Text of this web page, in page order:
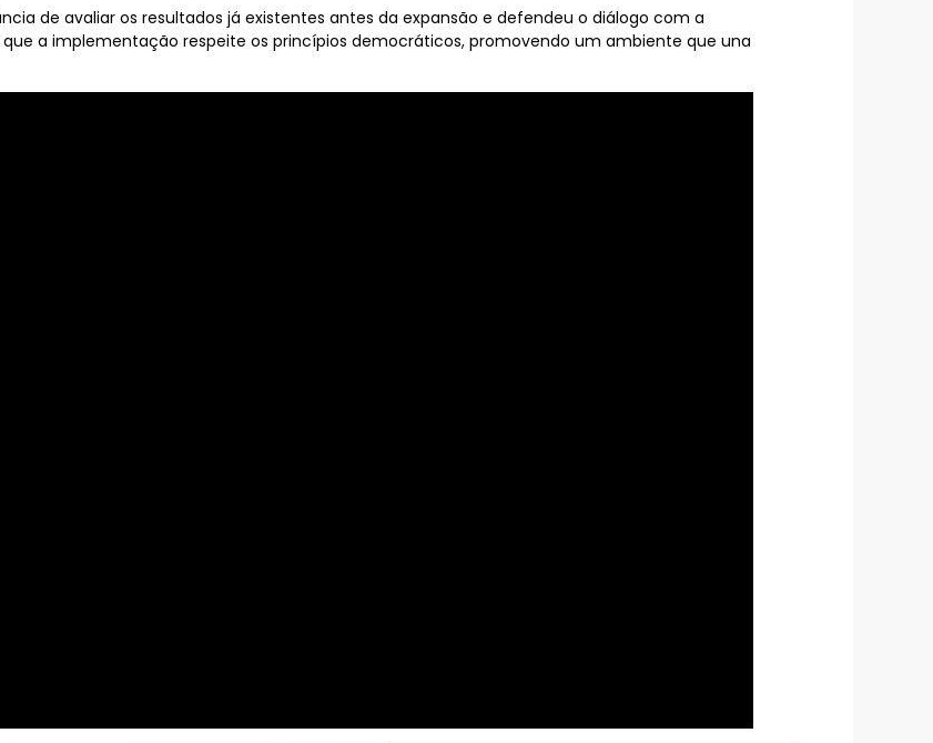
de avaliar os resultados já existentes antes da expansão e defendeu o diálogo com a
a implementação respeite os princípios democráticos, promovendo um ambiente que una